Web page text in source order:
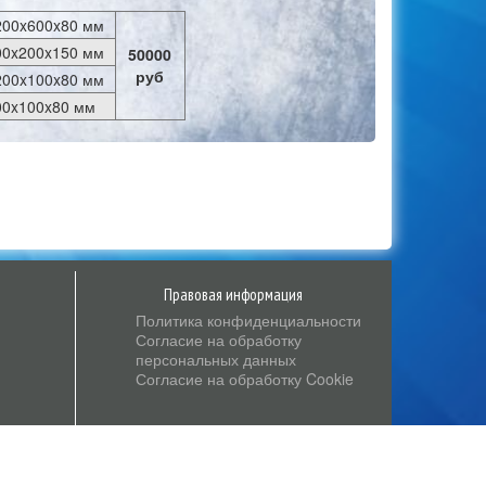
мм
50000
руб
мм
мм
мм
Правовая информация
Политика конфиденциальности
Согласие на обработку
персональных данных
Согласие на обработку Cookie